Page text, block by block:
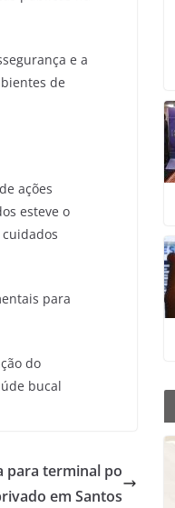
e a
de
ações
esteve o
para
do
bucal
para terminal po
em Santos